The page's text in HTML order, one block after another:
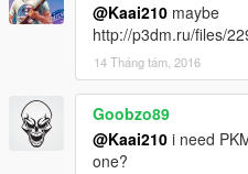
@Kaai210 maybe
http://p3dm.ru/files/
14 Tháng tám, 2016
Goobzo89
@Kaai210 i need
one?